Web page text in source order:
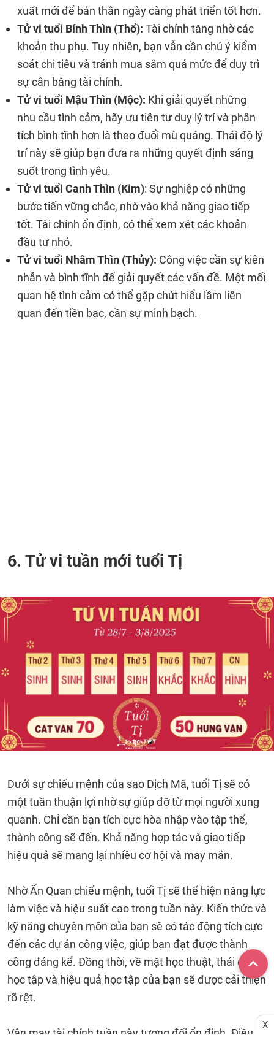
xuất mới để bản thân ngày càng phát triển tốt hơn.
Tử vi tuổi Bính Thìn (Thổ): Tài chính tăng nhờ các
khoản thu phụ. Tuy nhiên, bạn vẫn cần chú ý kiểm
soát chi tiêu và tránh mua sắm quá mức để duy trì
sự cân bằng tài chính.
Tử vi tuổi Mậu Thìn (Mộc): Khi giải quyết những
nhu cầu tình cảm, hãy ưu tiên tư duy lý trí và phân
tích bình tĩnh hơn là theo đuổi mù quáng. Thái độ lý
trí này sẽ giúp bạn đưa ra những quyết định sáng
suốt trong tình yêu.
Tử vi tuổi Canh Thìn (Kim): Sự nghiệp có những
bước tiến vững chắc, nhờ vào khả năng giao tiếp
tốt. Tài chính ổn định, có thể xem xét các khoản
đầu tư nhỏ.
Tử vi tuổi Nhâm Thìn (Thủy): Công việc cần sự kiên
nhẫn và bình tĩnh để giải quyết các vấn đề. Một mối
quan hệ tình cảm có thể gặp chút hiểu lầm liên
quan đến tiền bạc, cần sự minh bạch.
6. Tử vi tuần mới tuổi Tị
Dưới sự chiếu mệnh của sao Dịch Mã, tuổi Tị sẽ có
một tuần thuận lợi nhờ sự giúp đỡ từ mọi người xung
quanh. Chỉ cần bạn tích cực hòa nhập vào tập thể,
thành công sẽ đến. Khả năng hợp tác và giao tiếp
hiệu quả sẽ mang lại nhiều cơ hội và may mắn.
Nhờ Ấn Quan chiếu mệnh, tuổi Tị sẽ thể hiện năng lực
làm việc và hiệu suất cao trong tuần này. Kiến thức và
kỹ năng chuyên môn của bạn sẽ có tác động tích cực
đến các dự án công việc, giúp bạn đạt được thành
công đáng kể. Đồng thời, về mặt học thuật, thái độ
học tập và hiệu quả học tập của bạn sẽ được cải thiện
rõ rệt.
Vận may tài chính tuần này tương đối ổn định. Điều
X